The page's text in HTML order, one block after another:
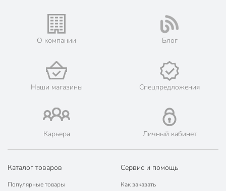
Daniks
Страна производства
Китай
Можно мыть в посудомоечной
машине
для
посудомоечной
машины
поштучно
Использование в СВЧ
для СВЧ
С рисунком
с рисунком
С крышкой
без крышки
Материал
керамика
О компании Блог
Наши магазины Спецпредложения
Карьера Личный кабинет
Каталог товаров
Популярные товары
Сервис и помощь
Как заказать